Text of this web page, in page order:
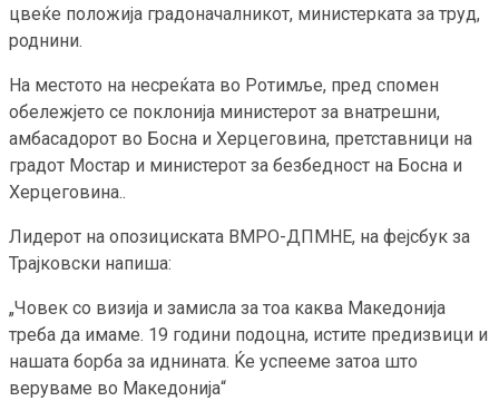
цвеќе положија градоначалникот, министерката за труд,
роднини.
На местото на несреќата во Ротимље, пред спомен
обележјето се поклонија министерот за внатрешни,
амбасадорот во Босна и Херцеговина, претставници на
градот Мостар и министерот за безбедност на Босна и
Херцеговина..
Лидерот на опозициската ВМРО-ДПМНЕ, на фејсбук за
Трајковски напиша:
„Човек со визија и замисла за тоа каква Македонија
треба да имаме. 19 години подоцна, истите предизвици и
нашата борба за иднината. Ќе успееме затоа што
веруваме во Македонија“